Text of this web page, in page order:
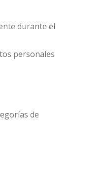
durante el
personales
de